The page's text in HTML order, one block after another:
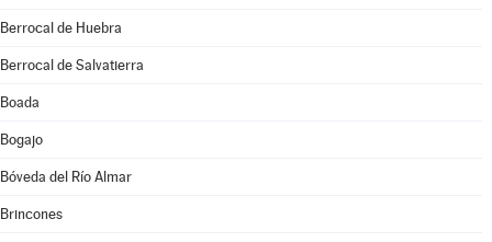
Berrocal de Huebra
Berrocal de Salvatierra
Boada
Bogajo
Bóveda del Río Almar
Brincones